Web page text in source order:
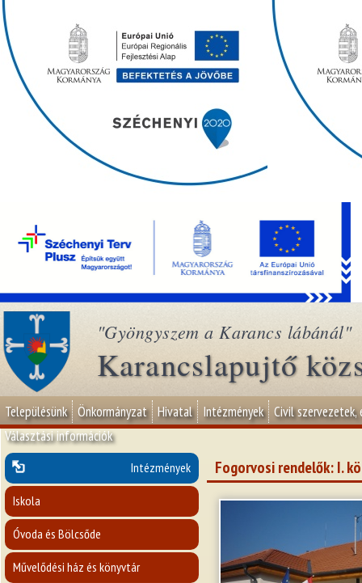
"Gyöngyszem a Karancs lábánál"
Karancslapujtő
Településünk Önkormányzat Hivatal Intézmények Civil szervezetek,
Választási információk
Intézmények
Iskola
Óvoda és Bölcsőde
Művelődési ház és könyvtár
Fogorvosi rendelők: I.